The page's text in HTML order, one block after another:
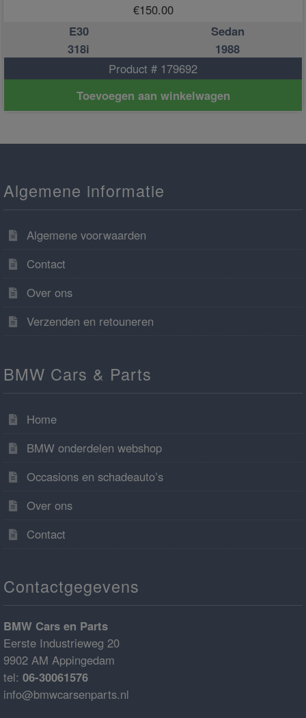
€150.00
E30
Sedan
318i
1988
Product # 179692
Toevoegen aan winkelwagen
Algemene informatie
Algemene voorwaarden
Contact
Over ons
Verzenden en retouneren
BMW Cars & Parts
Home
BMW onderdelen webshop
Occasions en schadeauto’s
Over ons
Contact
Contactgegevens
BMW Cars en Parts
Eerste Industrieweg 20
9902 AM Appingedam
tel: 06-30061576
info@bmwcarsenparts.nl